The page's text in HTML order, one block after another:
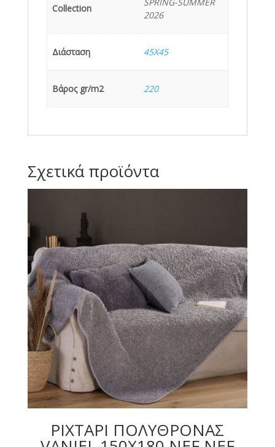
Collection
2026
Διάσταση 45X45
Βάρος gr/m2 220
Σχετικά προϊόντα
ΡΙΧΤΑΡΙ ΠΟΛΥΘΡΟΝΑΣ